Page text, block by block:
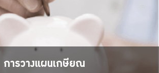
การวางแผนเกษียณ